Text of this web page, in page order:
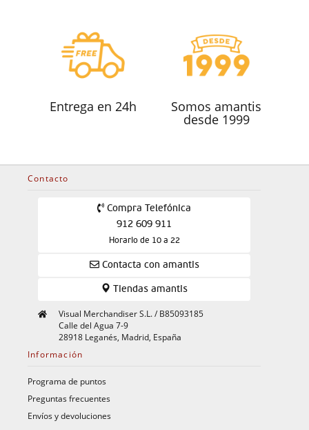
Entrega en 24h Somos amantis
desde 1999
Contacto
Compra Telefónica
912 609 911
Horario de 10 a 22
Contacta con amantis
Tiendas amantis
Visual Merchandiser S.L. / B85093185
Calle del Agua 7-9
28918 Leganés, Madrid, España
Información
Programa de puntos
Preguntas frecuentes
Envíos y devoluciones